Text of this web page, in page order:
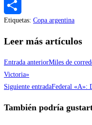
Messenger
Compartir
Etiquetas: Copa argentina
Leer más artículos
Entrada anteriorMiles de
Victoria»
Siguiente entradaFederal «A»:
También podría